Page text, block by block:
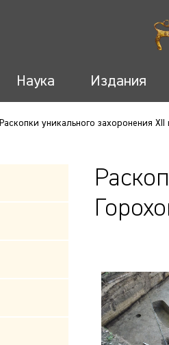
Наука Издания
Раскопки уникального захоронения XII